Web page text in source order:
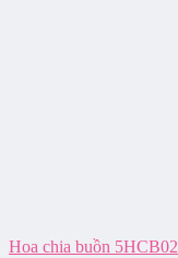
Hoa chia buồn 5HCB02